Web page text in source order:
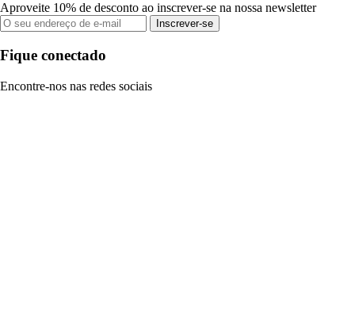
Aproveite 10% de desconto ao inscrever-se na nossa newsletter
Inscrever-se
Fique conectado
Encontre-nos nas redes sociais